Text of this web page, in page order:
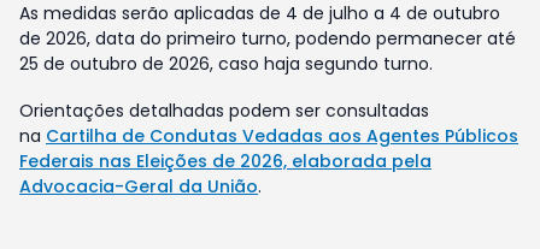
As medidas serão aplicadas de 4 de julho a 4 de outubro
de 2026, data do primeiro turno, podendo permanecer até
25 de outubro de 2026, caso haja segundo turno.
Orientações detalhadas podem ser consultadas
na Cartilha de Condutas Vedadas aos Agentes Públicos
Federais nas Eleições de 2026, elaborada pela
Advocacia-Geral da União.